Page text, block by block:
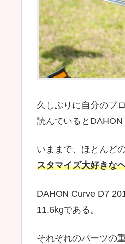
久しぶりに自分のブ
読んでいると
いままで、ほとんど
スタマイズ大好きな
DAHON Curve D7
11.6kgである。
それぞれのパーツの